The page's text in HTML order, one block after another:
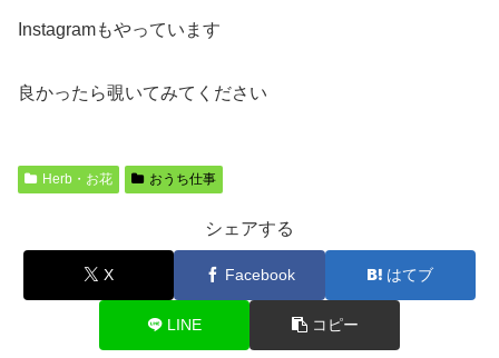
Instagramもやっています
良かったら覗いてみてください
Herb・お花 おうち仕事
シェアする
X Facebook はてブ
LINE コピー